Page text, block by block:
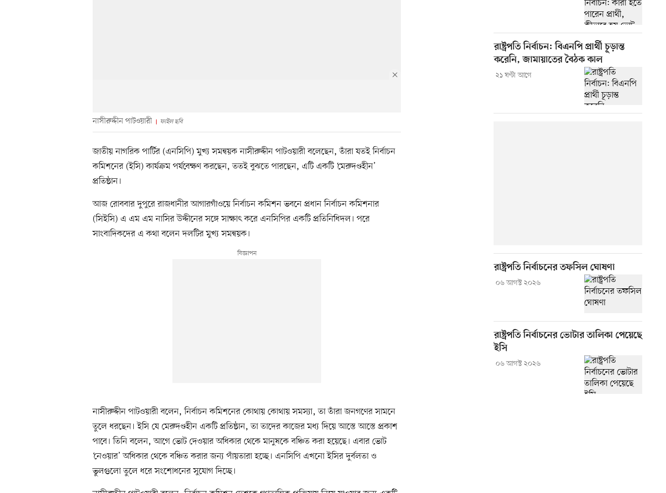
নাসীরুদ্দীন পাটওয়ারী ফাইল ছবি
জাতীয় নাগরিক পার্টির (এনসিপি) মুখ্য সমন্বয়ক নাসীরুদ্দীন পাটওয়ারী বলেছেন, তাঁরা যতই নির্বাচন
কমিশনের (ইসি) কার্যক্রম পর্যবেক্ষণ করছেন, ততই বুঝতে পারছেন, এটি একটি ‘মেরুদণ্ডহীন’
প্রতিষ্ঠান।
আজ রোববার দুপুরে রাজধানীর আগারগাঁওয়ে নির্বাচন কমিশন ভবনে প্রধান নির্বাচন কমিশনার
(সিইসি) এ এম এম নাসির উদ্দীনের সঙ্গে সাক্ষাৎ করে এনসিপির একটি প্রতিনিধিদল। পরে
সাংবাদিকদের এ কথা বলেন দলটির মুখ্য সমন্বয়ক।
নাসীরুদ্দীন পাটওয়ারী বলেন, নির্বাচন কমিশনের কোথায় কোথায় সমস্যা, তা তাঁরা জনগণের সামনে
তুলে ধরছেন। ইসি যে মেরুদণ্ডহীন একটি প্রতিষ্ঠান, তা তাদের কাজের মধ্য দিয়ে আস্তে আস্তে প্রকাশ
পাবে। তিনি বলেন, আগে ভোট দেওয়ার অধিকার থেকে মানুষকে বঞ্চিত করা হয়েছে। এবার ভোট
‘নেওয়ার’ অধিকার থেকে বঞ্চিত করার জন্য পাঁয়তারা হচ্ছে। এনসিপি এখনো ইসির দুর্বলতা ও
ভুলগুলো তুলে ধরে সংশোধনের সুযোগ দিচ্ছে।
রাষ্ট্রপতি নির্বাচন: বিএনপি প্রার্থী চূড়ান্ত
করেনি, জামায়াতের বৈঠক কাল
২১ ঘণ্টা আগে
রাষ্ট্রপতি নির্বাচনের তফসিল ঘোষণা
০৬ আগস্ট ২০২৬
রাষ্ট্রপতি নির্বাচনের ভোটার তালিকা পেয়েছে
ইসি
০৬ আগস্ট ২০২৬